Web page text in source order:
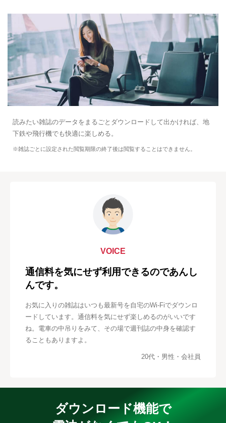
読みたい雑誌のデータをまるごとダウンロードして出かければ、地
下鉄や飛行機でも快適に楽しめる。
※雑誌ごとに設定された閲覧期限の終了後は閲覧することはできません。
VOICE
通信料を気にせず利用できるのであんし
んです。
お気に入りの雑誌はいつも最新号を自宅のWi-Fiでダウンロ
ードしています。通信料を気にせず楽しめるのがいいです
ね。電車の中吊りをみて、その場で週刊誌の中身を確認す
ることもありますよ。
20代・男性・会社員
ダウンロード機能で